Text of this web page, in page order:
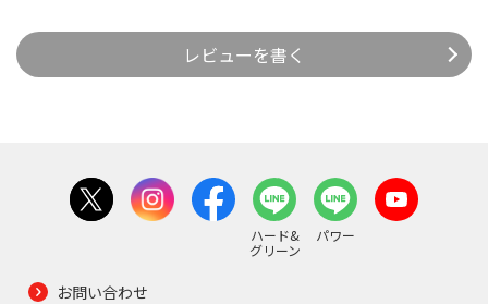
レビューを書く
ハード&
グリーン
パワー
お問い合わせ